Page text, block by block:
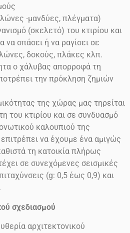
-μανδύες, πλέγματα)
(σκελετό) του κτιρίου και
να σπάσει ή να ραγίσει σε
δοκούς, πλάκες κλπ.
ο χάλυβας απορροφά τη
την πρόκληση ζημιών
της χώρας μας τηρείται
του κτιρίου και σε συνδυασμό
καλουπιού της
να έχουμε ένα αμιγώς
τη κατοικία πλήρως
σε συνεχόμενες σεισμικές
(g: 0,5 έως 0,9) και
σχεδιασμού
αρχιτεκτονικού